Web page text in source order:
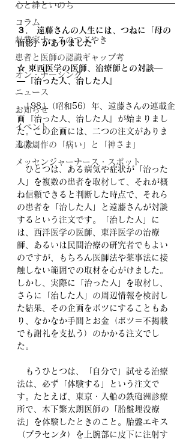
心と絆といのち
コラム
起業家ナースのつぶやき
患者と医師の認識ギャップ考
オン・ナーシング
ニュース
お知らせ
イベント
遠藤周作の「病い」と「神さま」
メッセンジャーナース・スポット
３． 遠藤さんの人生には、つねに「母の
面影」がありました
☆ 東西医学の医師、治療師との対談—
―『治った人、治した人』
1981（昭和56）年、遠藤さんの連載企
画『治った人、治した人』が始まりまし
た。この企画には、二つの注文がありま
した。
ひとつは、ある病気や症状が「治った
人」を複数の患者を取材して、それが概
ね信頼できると判断した時点で、それら
の患者を「治した人」と遠藤さんが対談
するという注文です。「治した人」に
は、西洋医学の医師、東洋医学の治療
師、あるいは民間治療の研究者でもよい
のですが、もちろん医師法や薬事法に接
触しない範囲での取材を心がけました。
しかし、実際に「治った人」を取材し、
さらに「治した人」の周辺情報を検討し
た結果、その企画をボツにすることもあ
り、なかなか手間とお金（ボツ＝不掲載
でも謝礼を支払う）のかかる注文でし
た。
もうひとつは、「自分で」試せる治療
法は、必ず「体験する」という注文で
す。たとえば、東京・入船の鉄砲洲診療
所で、木下繁太朗医師の「胎盤埋没療
法」を体験したときのこと。胎盤エキス
（プラセンタ）を上腕部に皮下に注射す